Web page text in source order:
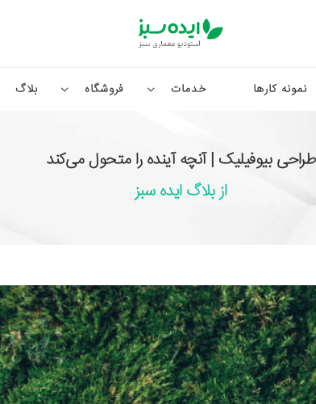
نمونه کارها خدمات فروشگاه بلاگ
طراحی بیوفیلیک | آنچه آینده‌ را متحول می‌کند
از بلاگ ایده سبز